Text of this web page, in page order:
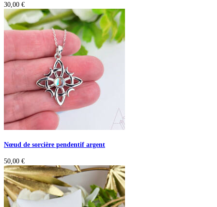
30,00 €
Nœud de sorcière pendentif argent
50,00 €